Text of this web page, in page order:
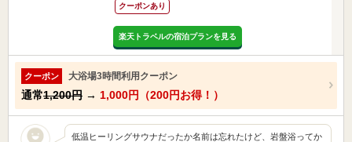
クーポンあり
楽天トラベルの宿泊プランを見る
クーポン 大浴場3時間利用クーポン
通常1,200円 → 1,000円（200円お得！）
低温ヒーリングサウナだったか名前は忘れたけど、岩盤浴ってか